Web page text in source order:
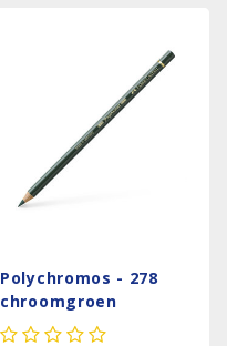
Polychromos - 278
chroomgroen